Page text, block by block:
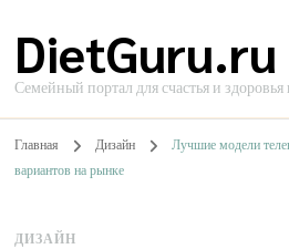
DietGuru.ru
Семейный портал для счастья и
Главная Дизайн
Лучшие модели
вариантов на рынке
ДИЗАЙН